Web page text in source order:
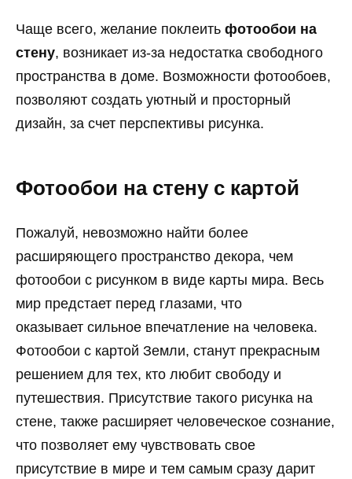
Чаще всего, желание поклеить фотообои на
стену, возникает из-за недостатка свободного
пространства в доме. Возможности фотообоев,
позволяют создать уютный и просторный
дизайн, за счет перспективы рисунка.
Фотообои на стену с картой
Пожалуй, невозможно найти более
расширяющего пространство декора, чем
фотообои с рисунком в виде карты мира. Весь
мир предстает перед глазами, что
оказывает сильное впечатление на человека.
Фотообои с картой Земли, станут прекрасным
решением для тех, кто любит свободу и
путешествия. Присутствие такого рисунка на
стене, также расширяет человеческое сознание,
что позволяет ему чувствовать свое
присутствие в мире и тем самым сразу дарит